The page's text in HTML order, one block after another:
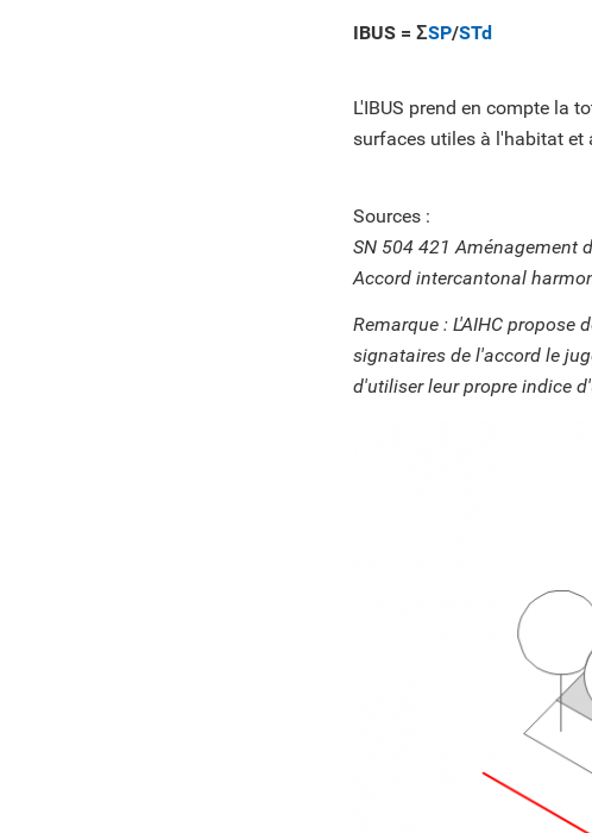
IBUS = ΣSP/STd
L'IBUS prend en compte la
surfaces utiles à l'habitat et
Sources :
SN 504 421 Aménagement
Accord intercantonal
Remarque : L'AIHC propose
signataires de l'accord le
d'utiliser leur propre indice